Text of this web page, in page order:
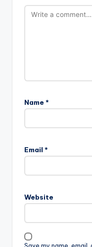
Name *
Email *
Website